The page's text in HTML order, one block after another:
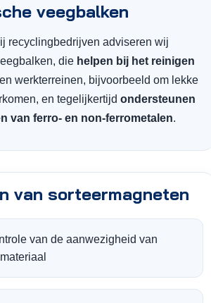
veegbalken
recyclingbedrijven adviseren wij
die helpen bij het reinigen
werkterreinen, bijvoorbeeld om lekke
en tegelijkertijd ondersteunen
van ferro- en non-ferrometalen.
van sorteermagneten
van de aanwezigheid van